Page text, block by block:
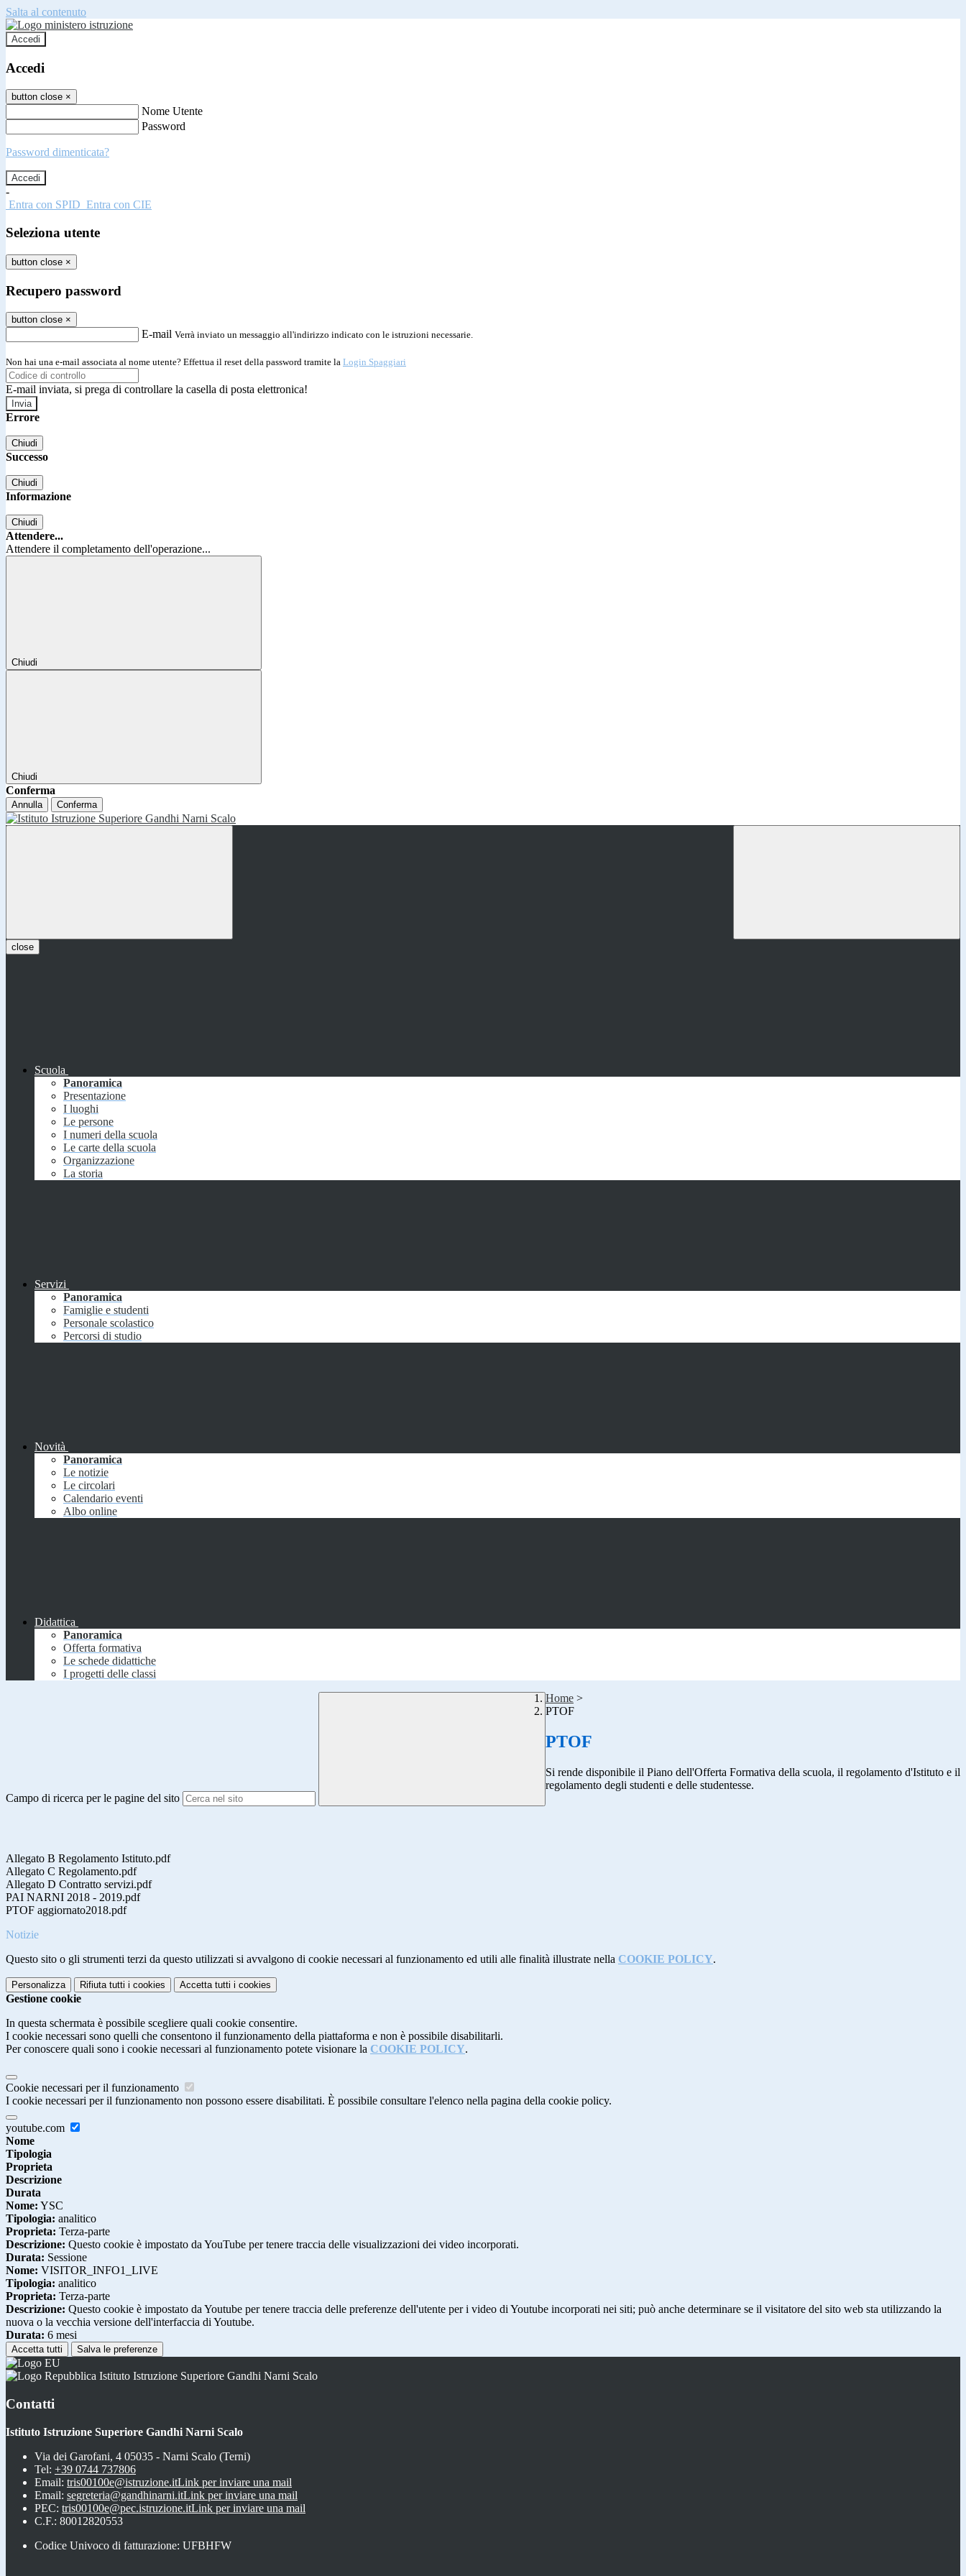
Salta al contenuto
Accedi
Accedi
button close ×
Nome Utente
Password
Password dimenticata?
-
Entra con SPID Entra con CIE
Seleziona utente
button close ×
Recupero password
button close ×
E-mail Verrà inviato un messaggio all'indirizzo indicato con le istruzioni necessarie.
Non hai una e-mail associata al nome utente? Effettua il reset della password tramite la Login Spaggiari
E-mail inviata, si prega di controllare la casella di posta elettronica!
Errore
Chiudi
Successo
Chiudi
Informazione
Chiudi
Attendere...
Attendere il completamento dell'operazione...
Chiudi
Chiudi
Conferma
Annulla Conferma
close
Scuola
Panoramica
Presentazione
I luoghi
Le persone
I numeri della scuola
Le carte della scuola
Organizzazione
La storia
Servizi
Panoramica
Famiglie e studenti
Personale scolastico
Percorsi di studio
Novità
Panoramica
Le notizie
Le circolari
Calendario eventi
Albo online
Didattica
Panoramica
Offerta formativa
Le schede didattiche
I progetti delle classi
Campo di ricerca per le pagine del sito
Home >
PTOF
PTOF
Si rende disponibile il Piano dell'Offerta Formativa della scuola, il regolamento d'Istituto e il
regolamento degli studenti e delle studentesse.
Allegato B Regolamento Istituto.pdf
Allegato C Regolamento.pdf
Allegato D Contratto servizi.pdf
PAI NARNI 2018 - 2019.pdf
PTOF aggiornato2018.pdf
Notizie
Questo sito o gli strumenti terzi da questo utilizzati si avvalgono di cookie necessari al funzionamento ed utili alle finalità illustrate nella COOKIE POLICY.
Personalizza Rifiuta tutti i cookies Accetta tutti i cookies
Gestione cookie
In questa schermata è possibile scegliere quali cookie consentire.
I cookie necessari sono quelli che consentono il funzionamento della piattaforma e non è possibile disabilitarli.
Per conoscere quali sono i cookie necessari al funzionamento potete visionare la COOKIE POLICY.
Cookie necessari per il funzionamento
I cookie necessari per il funzionamento non possono essere disabilitati. È possibile consultare l'elenco nella pagina della cookie policy.
youtube.com
Nome
Tipologia
Proprieta
Descrizione
Durata
Nome: YSC
Tipologia: analitico
Proprieta: Terza-parte
Descrizione: Questo cookie è impostato da YouTube per tenere traccia delle visualizzazioni dei video incorporati.
Durata: Sessione
Nome: VISITOR_INFO1_LIVE
Tipologia: analitico
Proprieta: Terza-parte
Descrizione: Questo cookie è impostato da Youtube per tenere traccia delle preferenze dell'utente per i video di Youtube incorporati nei siti; può anche determinare se il visitatore del sito web sta utilizzando la
nuova o la vecchia versione dell'interfaccia di Youtube.
Durata: 6 mesi
Accetta tutti Salva le preferenze
Istituto Istruzione Superiore Gandhi Narni Scalo
Contatti
Istituto Istruzione Superiore Gandhi Narni Scalo
Via dei Garofani, 4 05035 - Narni Scalo (Terni)
Tel: +39 0744 737806
Email: tris00100e@istruzione.itLink per inviare una mail
Email: segreteria@gandhinarni.itLink per inviare una mail
PEC: tris00100e@pec.istruzione.itLink per inviare una mail
C.F.: 80012820553
Codice Univoco di fatturazione: UFBHFW